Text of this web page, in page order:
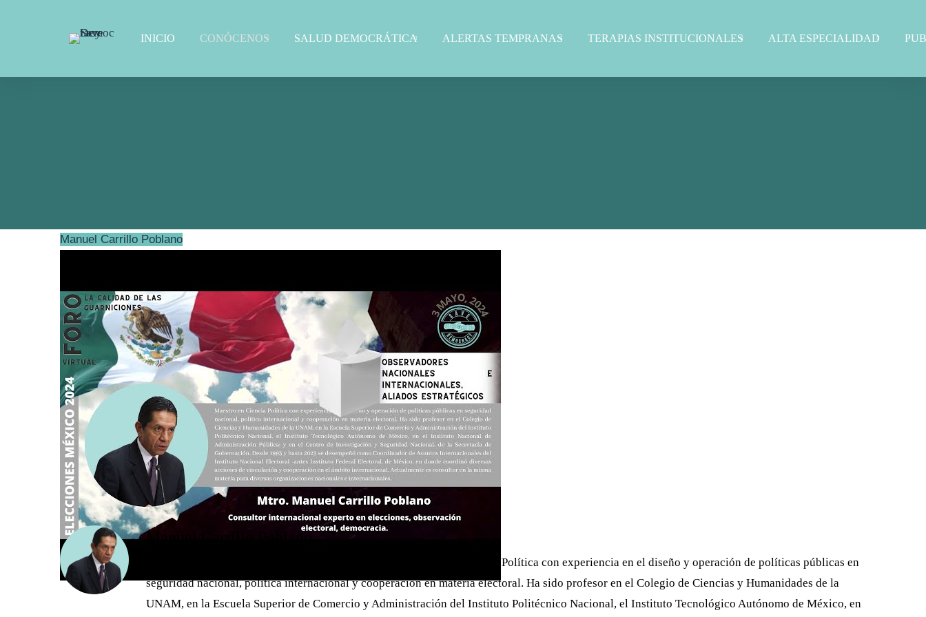
INICIO CONÓCENOS SALUD DEMOCRÁTICA ALERTAS TEMPRANAS TERAPIAS INSTITUCIONALES ALTA ESPECIALIDAD
Manuel Carrillo Poblano
Manuel Carrillo Poblano
Miembro del Consejo Directivo de Save Democracy. Maestro en Ciencia Política con experiencia en el diseño y operación de políticas públicas en
seguridad nacional, política internacional y cooperación en materia electoral. Ha sido profesor en el Colegio de Ciencias y Humanidades de la
UNAM, en la Escuela Superior de Comercio y Administración del Instituto Politécnico Nacional, el Instituto Tecnológico Autónomo de México, en